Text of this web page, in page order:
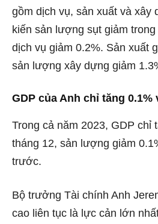
gồm dịch vụ, sản xuất và xây
kiến ​​sản lượng sụt giảm
dịch vụ giảm 0.2%. Sản xuất
sản lượng xây dựng giảm
GDP của Anh chỉ tăng 0.1%
Trong cả năm 2023, GDP chỉ
tháng 12, sản lượng giảm
trước.
Bộ trưởng Tài chính Anh
cao liên tục là lực cản lớn